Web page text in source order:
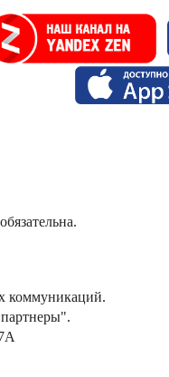
коммуникаций.